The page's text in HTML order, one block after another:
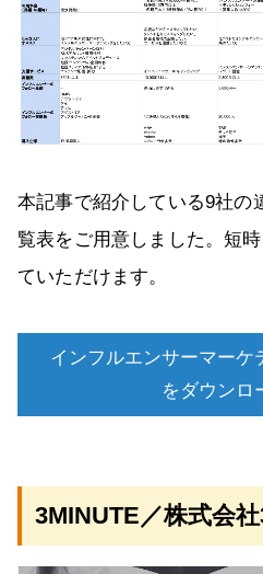
本記事で紹介している9社の
覧表をご用意しました。短
ていただけます。
インフルエンサーマーケ
をダウンロ
3MINUTE／株式会